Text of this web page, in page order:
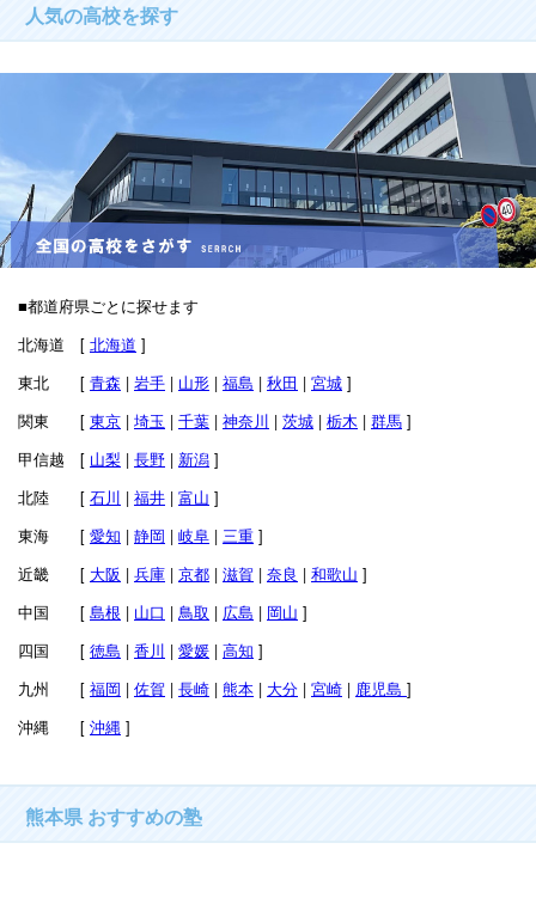
人気の高校を探す
■都道府県ごとに探せます
北海道 [ 北海道 ]
東北 [ 青森 | 岩手 | 山形 | 福島 | 秋田 | 宮城 ]
関東 [ 東京 | 埼玉 | 千葉 | 神奈川 | 茨城 | 栃木 | 群馬 ]
甲信越 [ 山梨 | 長野 | 新潟 ]
北陸 [ 石川 | 福井 | 富山 ]
東海 [ 愛知 | 静岡 | 岐阜 | 三重 ]
近畿 [ 大阪 | 兵庫 | 京都 | 滋賀 | 奈良 | 和歌山 ]
中国 [ 島根 | 山口 | 鳥取 | 広島 | 岡山 ]
四国 [ 徳島 | 香川 | 愛媛 | 高知 ]
九州 [ 福岡 | 佐賀 | 長崎 | 熊本 | 大分 | 宮崎 | 鹿児島 ]
沖縄 [ 沖縄 ]
熊本県 おすすめの塾